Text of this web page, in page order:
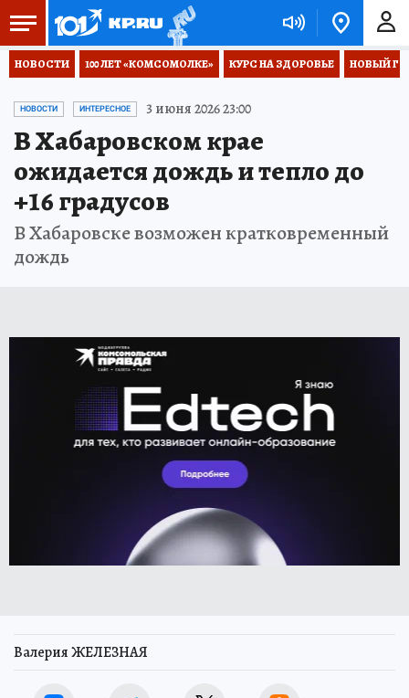
НОВОСТИ 100 ЛЕТ «КОМСОМОЛКЕ» КУРС НА ЗДОРОВЬЕ НОВЫЙ
НОВОСТИ ИНТЕРЕСНОЕ 3 июня 2026 23:00
В Хабаровском крае
ожидается дождь и тепло до
+16 градусов
В Хабаровске возможен кратковременный
дождь
Валерия ЖЕЛЕЗНАЯ